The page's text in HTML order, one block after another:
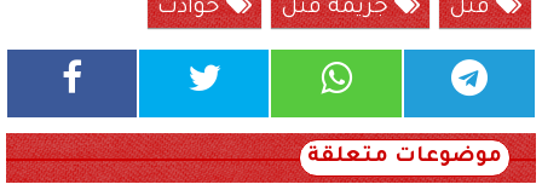
قتل
جريمة قتل حوادث
موضوعات متعلقة